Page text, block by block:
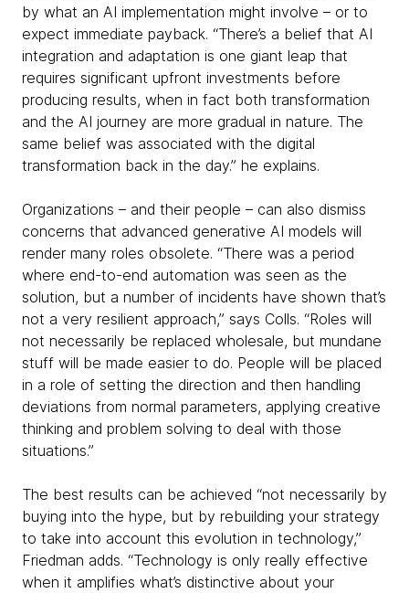
by what an AI implementation might involve – or to
expect immediate payback. “There’s a belief that AI
integration and adaptation is one giant leap that
requires significant upfront investments before
producing results, when in fact both transformation
and the AI journey are more gradual in nature. The
same belief was associated with the digital
transformation back in the day.” he explains.
Organizations – and their people – can also dismiss
concerns that advanced generative AI models will
render many roles obsolete. “There was a period
where end-to-end automation was seen as the
solution, but a number of incidents have shown that’s
not a very resilient approach,” says Colls. “Roles will
not necessarily be replaced wholesale, but mundane
stuff will be made easier to do. People will be placed
in a role of setting the direction and then handling
deviations from normal parameters, applying creative
thinking and problem solving to deal with those
situations.”
The best results can be achieved “not necessarily by
buying into the hype, but by rebuilding your strategy
to take into account this evolution in technology,”
Friedman adds. “Technology is only really effective
when it amplifies what’s distinctive about your